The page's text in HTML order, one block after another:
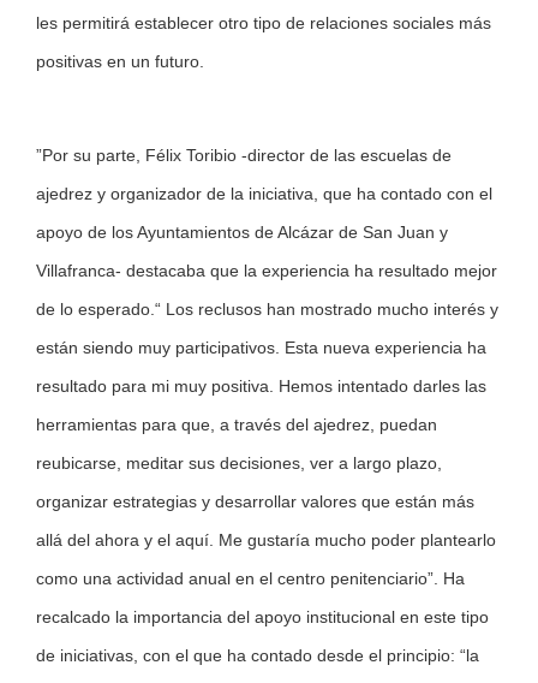
les permitirá establecer otro tipo de relaciones sociales más
positivas en un futuro.
”Por su parte, Félix Toribio -director de las escuelas de
ajedrez y organizador de la iniciativa, que ha contado con el
apoyo de los Ayuntamientos de Alcázar de San Juan y
Villafranca- destacaba que la experiencia ha resultado mejor
de lo esperado.“ Los reclusos han mostrado mucho interés y
están siendo muy participativos. Esta nueva experiencia ha
resultado para mi muy positiva. Hemos intentado darles las
herramientas para que, a través del ajedrez, puedan
reubicarse, meditar sus decisiones, ver a largo plazo,
organizar estrategias y desarrollar valores que están más
allá del ahora y el aquí. Me gustaría mucho poder plantearlo
como una actividad anual en el centro penitenciario”. Ha
recalcado la importancia del apoyo institucional en este tipo
de iniciativas, con el que ha contado desde el principio: “la